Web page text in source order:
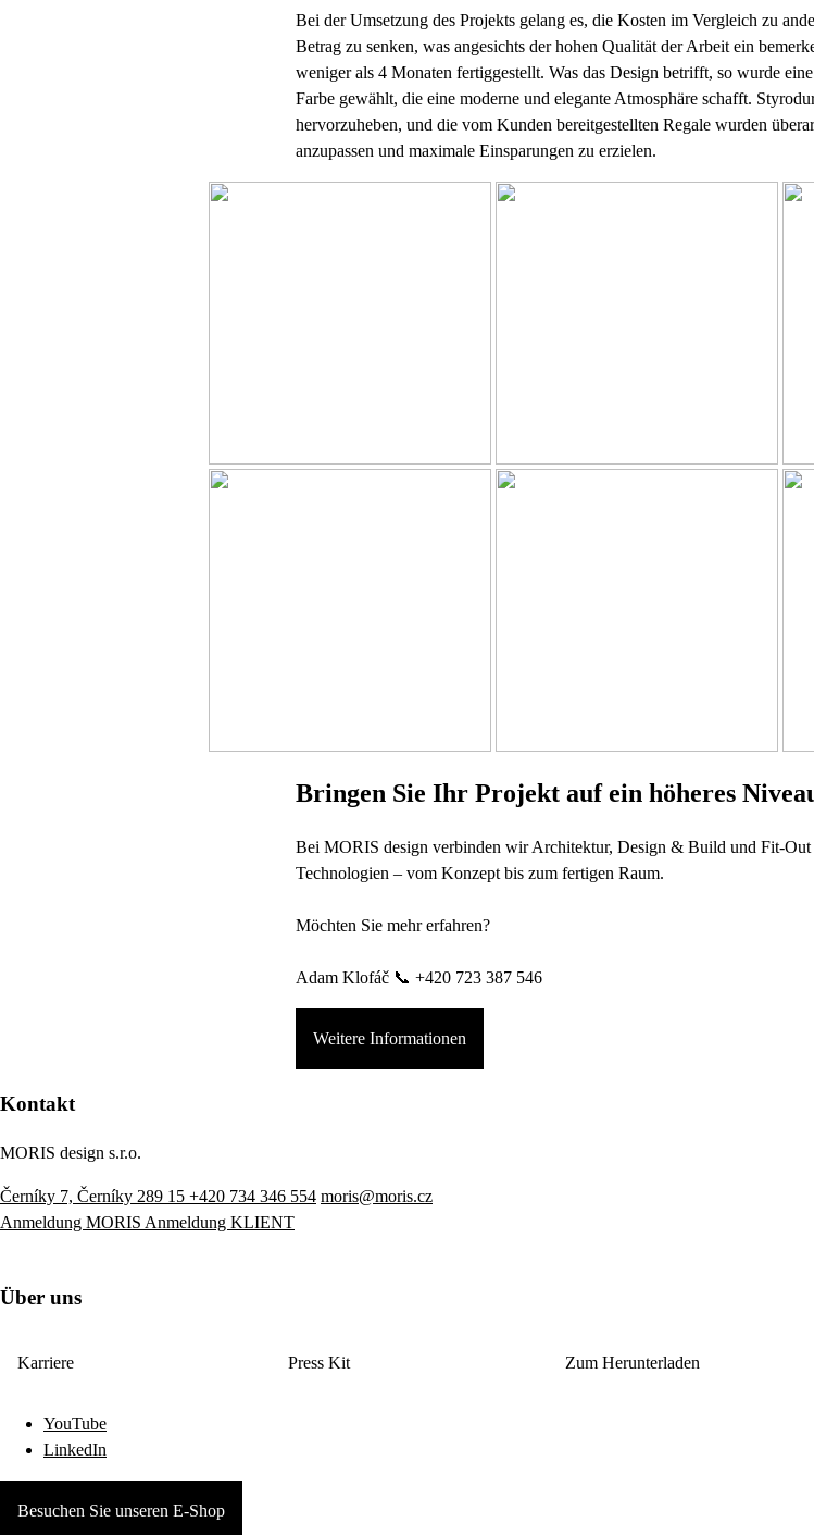
Bei der Umsetzung des Projekts gelang es, die Kosten im Vergleich zu
Betrag zu senken, was angesichts der hohen Qualität der Arbeit ein
weniger als 4 Monaten fertiggestellt. Was das Design betrifft, so wurde
Farbe gewählt, die eine moderne und elegante Atmosphäre schafft.
hervorzuheben, und die vom Kunden bereitgestellten Regale wurden
anzupassen und maximale Einsparungen zu erzielen.
Bringen Sie Ihr Projekt auf ein höheres
Bei MORIS design verbinden wir Architektur, Design & Build und Fit-Out
Technologien – vom Konzept bis zum fertigen Raum.
Möchten Sie mehr erfahren?
Adam Klofáč 📞 +420 723 387 546
Weitere Informationen
Kontakt
MORIS design s.r.o.
Černíky 7, Černíky 289 15 +420 734 346 554 moris@moris.cz
Anmeldung MORIS Anmeldung KLIENT
Über uns
Karriere Press Kit Zum Herunterladen
YouTube
LinkedIn
Besuchen Sie unseren E-Shop